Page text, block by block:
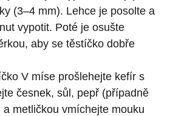
(3–4 mm). Lehce je posolte a
vypotit. Poté je osušte
aby se těstíčko dobře
V míse prošlehejte kefír s
česnek, sůl, pepř (případně
a metličkou vmíchejte mouku